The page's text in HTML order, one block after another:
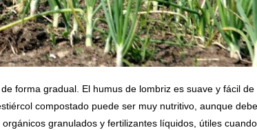
forma gradual. El humus de lombriz es suave y fácil de
compostado puede ser muy nutritivo, aunque debe
granulados y fertilizantes líquidos, útiles cuando